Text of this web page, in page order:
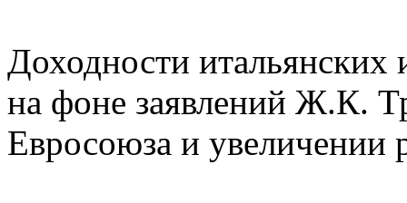
Доходности итальянских
на фоне заявлений Ж.К.
Евросоюза и увеличении